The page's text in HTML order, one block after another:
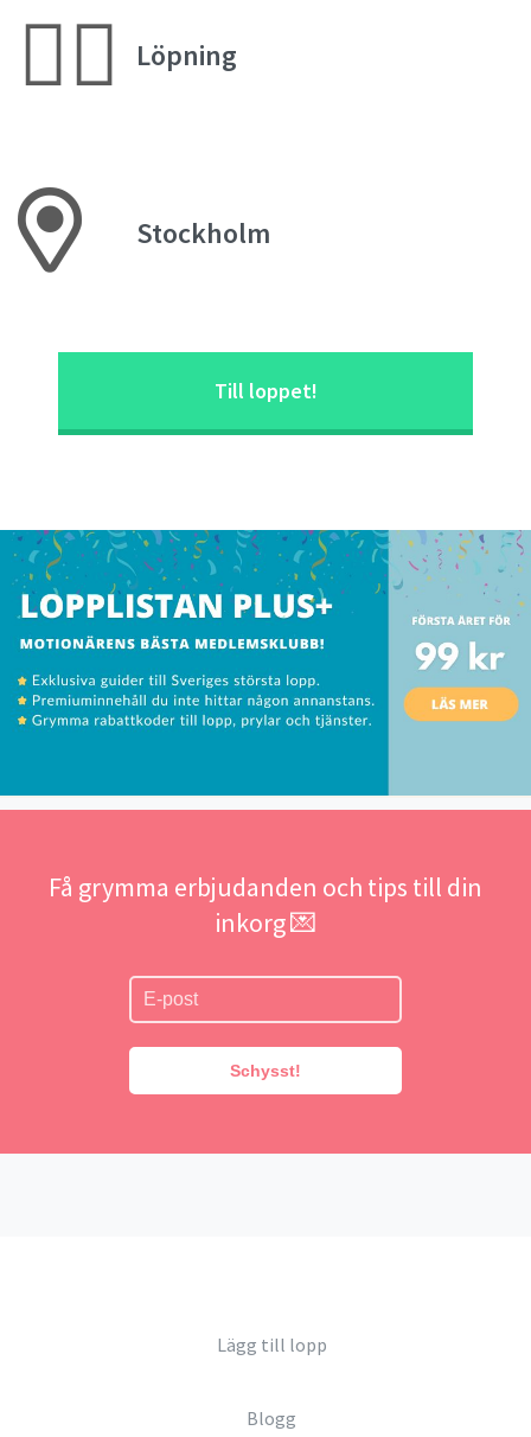
🏃‍♀️ Löpning
Stockholm
Till loppet!
Få grymma erbjudanden och tips till din
inkorg 💌
Schysst!
Lägg till lopp
Blogg